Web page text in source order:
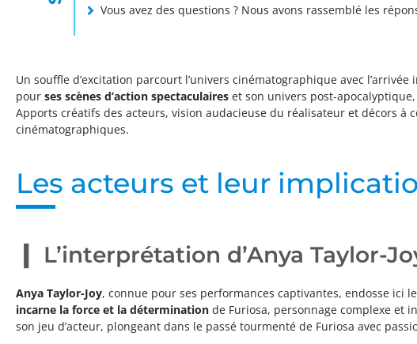
Vous avez des questions ? Nous avons rassemblé les
Un souffle d’excitation parcourt l’univers cinématographique avec l’arrivée
pour ses scènes d’action spectaculaires et son univers post-
Apports créatifs des acteurs, vision audacieuse du réalisateur et décors
cinématographiques.
Les acteurs et leur
L’interprétation d’Anya Taylor-
Anya Taylor-Joy, connue pour ses performances captivantes, endosse ici
incarne la force et la détermination de Furiosa, personnage complexe et
son jeu d’acteur, plongeant dans le passé tourmenté de Furiosa avec